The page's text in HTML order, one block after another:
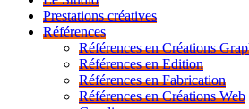
Prestations créatives
Références
Références en Créations
Références en Edition
Références en Fabrication
Références en Créations Web